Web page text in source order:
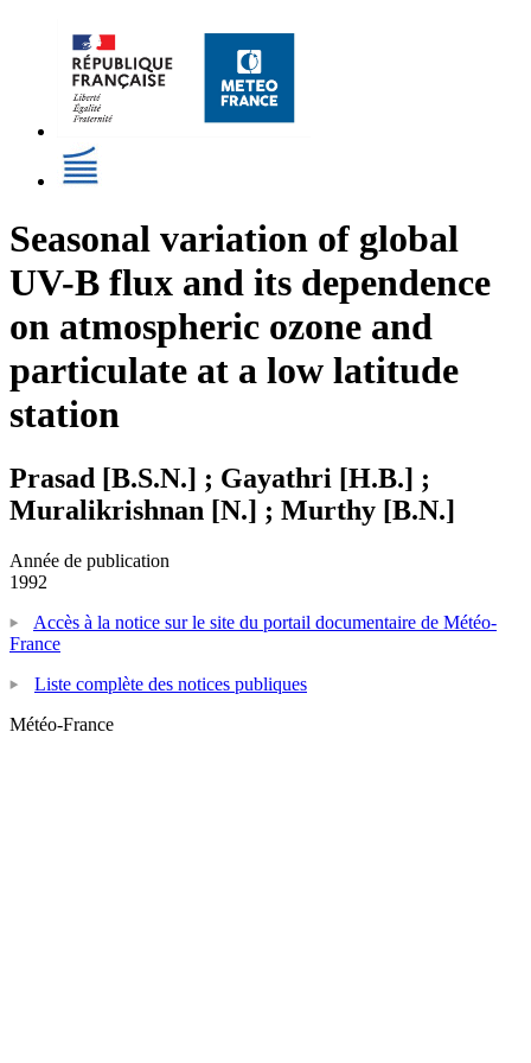
Seasonal variation of global
UV-B flux and its dependence
on atmospheric ozone and
particulate at a low latitude
station
Prasad [B.S.N.] ; Gayathri [H.B.] ;
Muralikrishnan [N.] ; Murthy [B.N.]
Année de publication
1992
Accès à la notice sur le site du portail documentaire de Météo-
France
Liste complète des notices publiques
Météo-France